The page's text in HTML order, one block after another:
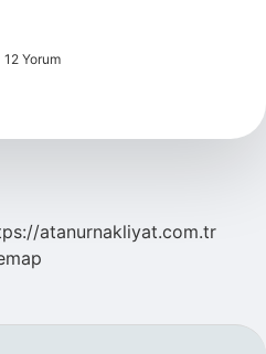
12 Yorum
atanurnakliyat.com.tr